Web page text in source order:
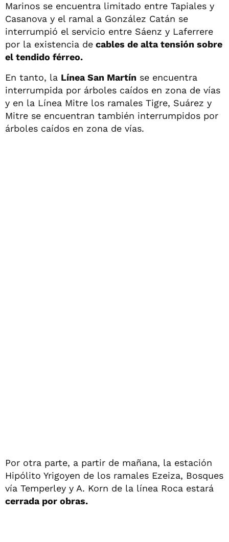
Marinos se encuentra limitado entre Tapiales y
Casanova y el ramal a González Catán se
interrumpió el servicio entre Sáenz y Laferrere
por la existencia de cables de alta tensión sobre
el tendido férreo.
En tanto, la Línea San Martín se encuentra
interrumpida por árboles caídos en zona de vías
y en la Línea Mitre los ramales Tigre, Suárez y
Mitre se encuentran también interrumpidos por
árboles caídos en zona de vías.
Por otra parte, a partir de mañana, la estación
Hipólito Yrigoyen de los ramales Ezeiza, Bosques
vía Temperley y A. Korn de la línea Roca estará
cerrada por obras.